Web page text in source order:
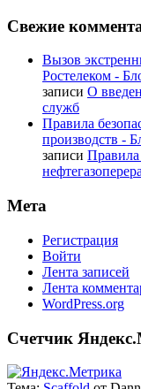
Свежие
Вызов
Ростелеком -
записи О
служб
Правила
производств -
записи Правила
Мета
Регистрация
Войти
Лента записей
Лента
WordPress.org
Счетчик